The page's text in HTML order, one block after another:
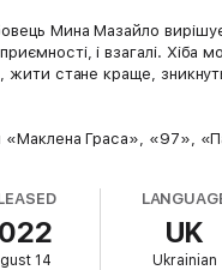
Мина Мазайло
і взагалі.
жити стане краще,
«Маклена Граса», «97»,
14
UK
Ukrainian